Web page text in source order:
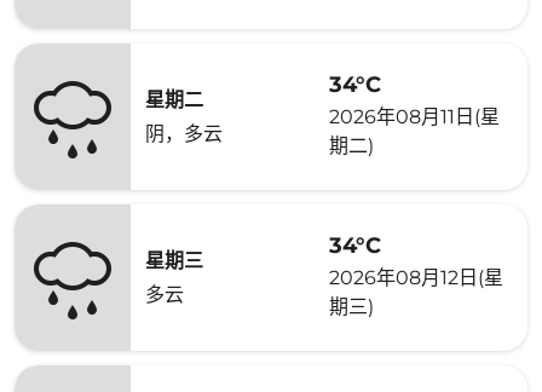
星期二
阴，多云
34°C
2026年08月11日(星
期二)
星期三
多云
34°C
2026年08月12日(星
期三)